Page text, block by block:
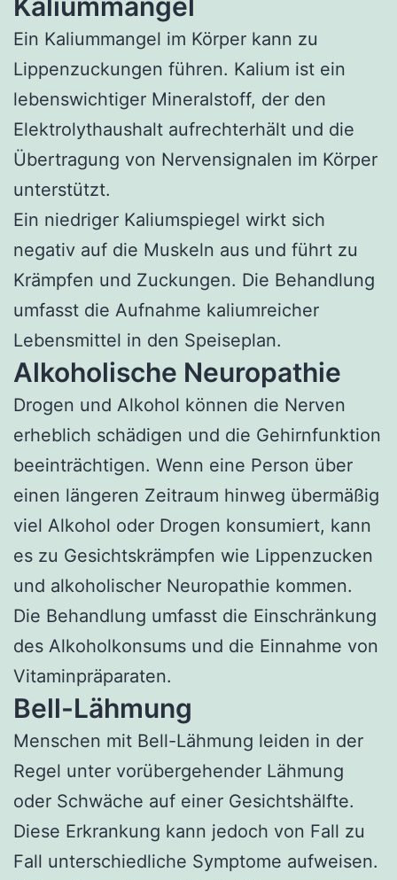
Kaliummangel
Ein Kaliummangel im Körper kann zu
Lippenzuckungen führen. Kalium ist ein
lebenswichtiger Mineralstoff, der den
Elektrolythaushalt aufrechterhält und die
Übertragung von Nervensignalen im Körper
unterstützt.
Ein niedriger Kaliumspiegel wirkt sich
negativ auf die Muskeln aus und führt zu
Krämpfen und Zuckungen. Die Behandlung
umfasst die Aufnahme kaliumreicher
Lebensmittel in den Speiseplan.
Alkoholische Neuropathie
Drogen und Alkohol können die Nerven
erheblich schädigen und die Gehirnfunktion
beeinträchtigen. Wenn eine Person über
einen längeren Zeitraum hinweg übermäßig
viel Alkohol oder Drogen konsumiert, kann
es zu Gesichtskrämpfen wie Lippenzucken
und alkoholischer Neuropathie kommen.
Die Behandlung umfasst die Einschränkung
des Alkoholkonsums und die Einnahme von
Vitaminpräparaten.
Bell-Lähmung
Menschen mit Bell-Lähmung leiden in der
Regel unter vorübergehender Lähmung
oder Schwäche auf einer Gesichtshälfte.
Diese Erkrankung kann jedoch von Fall zu
Fall unterschiedliche Symptome aufweisen.